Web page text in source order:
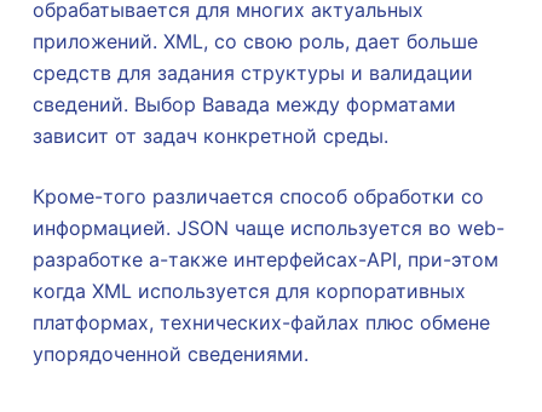
обрабатывается для многих актуальных
приложений. XML, со свою роль, дает больше
средств для задания структуры и валидации
сведений. Выбор Вавада между форматами
зависит от задач конкретной среды.
Кроме-того различается способ обработки со
информацией. JSON чаще используется во web-
разработке а-также интерфейсах-API, при-этом
когда XML используется для корпоративных
платформах, технических-файлах плюс обмене
упорядоченной сведениями.